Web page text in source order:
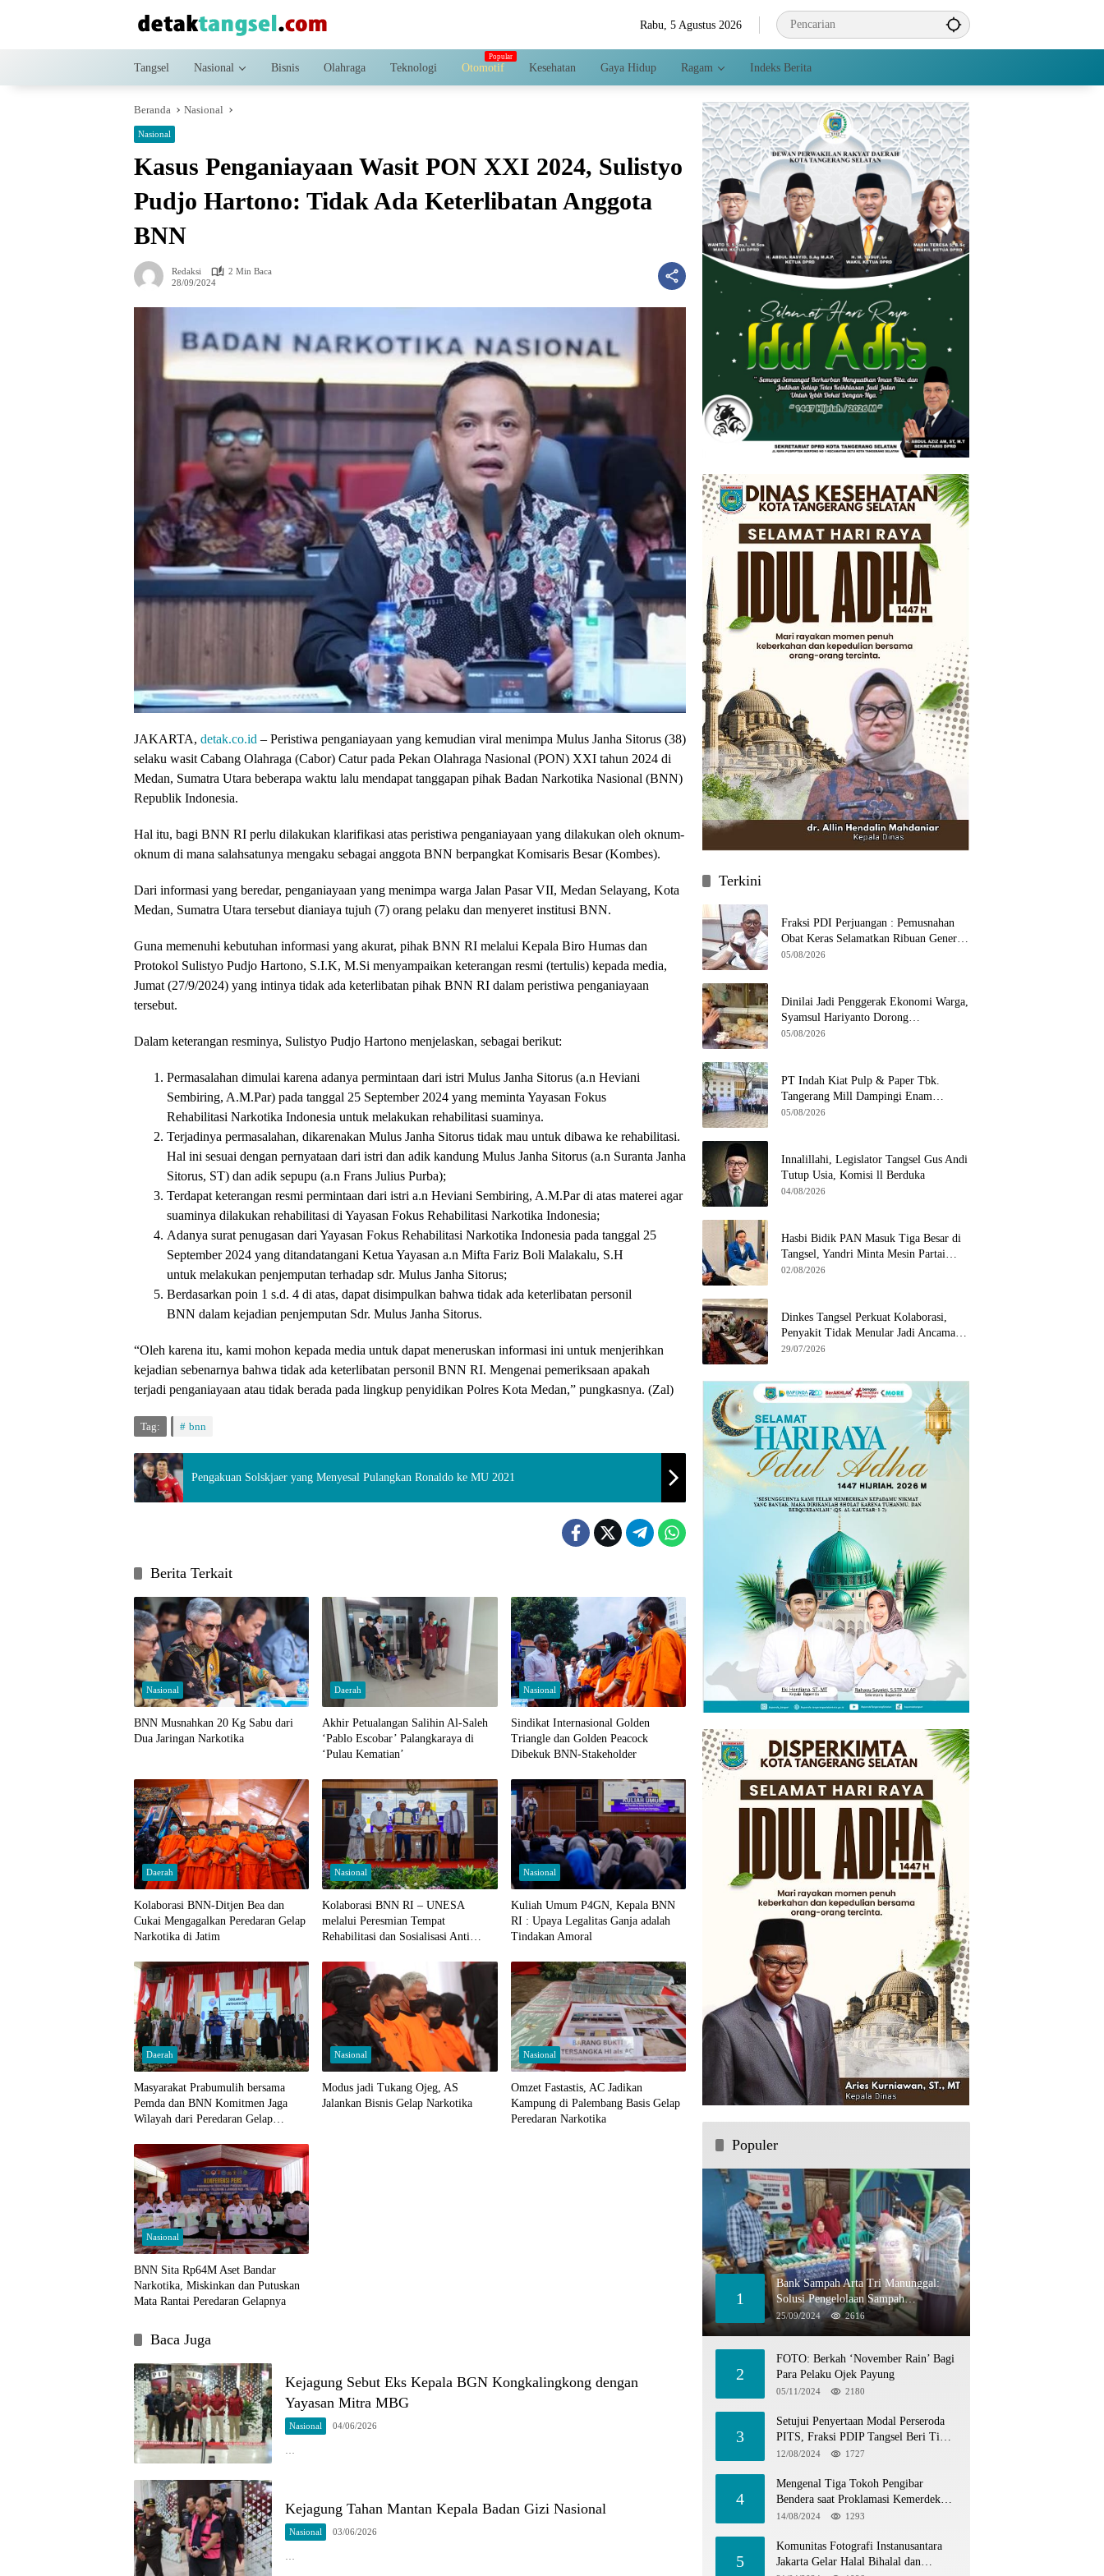
Rabu, 5 Agustus 2026
Tangsel Nasional Bisnis Olahraga Teknologi Otomotif Kesehatan Gaya Hidup Ragam Indeks Berita
Beranda Nasional
Nasional
Kasus Penganiayaan Wasit PON XXI 2024, Sulistyo
Pudjo Hartono: Tidak Ada Keterlibatan Anggota
BNN
Redaksi
2 Min Baca
28/09/2024
JAKARTA, detak.co.id – Peristiwa penganiayaan yang kemudian viral menimpa Mulus Janha Sitorus (38)
selaku wasit Cabang Olahraga (Cabor) Catur pada Pekan Olahraga Nasional (PON) XXI tahun 2024 di
Medan, Sumatra Utara beberapa waktu lalu mendapat tanggapan pihak Badan Narkotika Nasional (BNN)
Republik Indonesia.
Hal itu, bagi BNN RI perlu dilakukan klarifikasi atas peristiwa penganiayaan yang dilakukan oleh oknum-
oknum di mana salahsatunya mengaku sebagai anggota BNN berpangkat Komisaris Besar (Kombes).
Dari informasi yang beredar, penganiayaan yang menimpa warga Jalan Pasar VII, Medan Selayang, Kota
Medan, Sumatra Utara tersebut dianiaya tujuh (7) orang pelaku dan menyeret institusi BNN.
Guna memenuhi kebutuhan informasi yang akurat, pihak BNN RI melalui Kepala Biro Humas dan
Protokol Sulistyo Pudjo Hartono, S.I.K, M.Si menyampaikan keterangan resmi (tertulis) kepada media,
Jumat (27/9/2024) yang intinya tidak ada keterlibatan pihak BNN RI dalam peristiwa penganiayaan
tersebut.
Dalam keterangan resminya, Sulistyo Pudjo Hartono menjelaskan, sebagai berikut:
Permasalahan dimulai karena adanya permintaan dari istri Mulus Janha Sitorus (a.n Heviani
Sembiring, A.M.Par) pada tanggal 25 September 2024 yang meminta Yayasan Fokus
Rehabilitasi Narkotika Indonesia untuk melakukan rehabilitasi suaminya.
Terjadinya permasalahan, dikarenakan Mulus Janha Sitorus tidak mau untuk dibawa ke rehabilitasi.
Hal ini sesuai dengan pernyataan dari istri dan adik kandung Mulus Janha Sitorus (a.n Suranta Janha
Sitorus, ST) dan adik sepupu (a.n Frans Julius Purba);
Terdapat keterangan resmi permintaan dari istri a.n Heviani Sembiring, A.M.Par di atas materei agar
suaminya dilakukan rehabilitasi di Yayasan Fokus Rehabilitasi Narkotika Indonesia;
Adanya surat penugasan dari Yayasan Fokus Rehabilitasi Narkotika Indonesia pada tanggal 25
September 2024 yang ditandatangani Ketua Yayasan a.n Mifta Fariz Boli Malakalu, S.H
untuk melakukan penjemputan terhadap sdr. Mulus Janha Sitorus;
Berdasarkan poin 1 s.d. 4 di atas, dapat disimpulkan bahwa tidak ada keterlibatan personil
BNN dalam kejadian penjemputan Sdr. Mulus Janha Sitorus.
“Oleh karena itu, kami mohon kepada media untuk dapat meneruskan informasi ini untuk menjerihkan
kejadian sebenarnya bahwa tidak ada keterlibatan personil BNN RI. Mengenai pemeriksaan apakah
terjadi penganiayaan atau tidak berada pada lingkup penyidikan Polres Kota Medan,” pungkasnya. (Zal)
Tag: bnn
Pengakuan Solskjaer yang Menyesal Pulangkan Ronaldo ke MU 2021
Berita Terkait
Nasional
BNN Musnahkan 20 Kg Sabu dari
Dua Jaringan Narkotika
Daerah
Akhir Petualangan Salihin Al-Saleh
‘Pablo Escobar’ Palangkaraya di
‘Pulau Kematian’
Nasional
Sindikat Internasional Golden
Triangle dan Golden Peacock
Dibekuk BNN-Stakeholder
Daerah
Kolaborasi BNN-Ditjen Bea dan
Cukai Mengagalkan Peredaran Gelap
Narkotika di Jatim
Nasional
Kolaborasi BNN RI – UNESA
melalui Peresmian Tempat
Rehabilitasi dan Sosialisasi Anti
Nasional
Kuliah Umum P4GN, Kepala BNN
RI : Upaya Legalitas Ganja adalah
Tindakan Amoral
Daerah
Masyarakat Prabumulih bersama
Pemda dan BNN Komitmen Jaga
Wilayah dari Peredaran Gelap
Nasional
Modus jadi Tukang Ojeg, AS
Jalankan Bisnis Gelap Narkotika
Nasional
Omzet Fastastis, AC Jadikan
Kampung di Palembang Basis Gelap
Peredaran Narkotika
Nasional
BNN Sita Rp64M Aset Bandar
Narkotika, Miskinkan dan Putuskan
Mata Rantai Peredaran Gelapnya
Baca Juga
Kejagung Sebut Eks Kepala BGN Kongkalingkong dengan
Yayasan Mitra MBG
Nasional 04/06/2026
…
Kejagung Tahan Mantan Kepala Badan Gizi Nasional
Nasional 03/06/2026
…
Terkini
Fraksi PDI Perjuangan : Pemusnahan
Obat Keras Selamatkan Ribuan Generasi
Muda Tangsel
05/08/2026
Dinilai Jadi Penggerak Ekonomi Warga,
Syamsul Hariyanto Dorong
Pengembangan Budidaya Jamur Crispy
05/08/2026
PT Indah Kiat Pulp & Paper Tbk.
Tangerang Mill Dampingi Enam
Wilayah Binaan
05/08/2026
Innalillahi, Legislator Tangsel Gus Andi
Tutup Usia, Komisi ll Berduka
04/08/2026
Hasbi Bidik PAN Masuk Tiga Besar di
Tangsel, Yandri Minta Mesin Partai
Bergerak
02/08/2026
Dinkes Tangsel Perkuat Kolaborasi,
Penyakit Tidak Menular Jadi Ancaman
Utama
29/07/2026
Populer
1
Bank Sampah Arta Tri Manunggal:
Solusi Pengelolaan Sampah
Berkelanjutan di Tangerang Selatan
25/09/2024 2616
2
FOTO: Berkah ‘November Rain’ Bagi
Para Pelaku Ojek Payung
05/11/2024 2180
3
Setujui Penyertaan Modal Perseroda
PITS, Fraksi PDIP Tangsel Beri Tiga
Catatan
12/08/2024 1727
4
Mengenal Tiga Tokoh Pengibar
Bendera saat Proklamasi Kemerdekaan
1945
14/08/2024 1293
5
Komunitas Fotografi Instanusantara
Jakarta Gelar Halal Bihalal dan